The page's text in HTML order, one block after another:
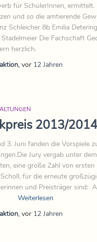
für SchülerInnen,
und so die amtierende
Schleicher 8b Emilia
Die Fachschaft
herzlich.
, vor 12 Jahren
2013/2014
3. Juni fanden die Vorspiele
Jury vergab unter
eine große Zahl von
für die erneute
und Preisträger
Weiterlesen
, vor 12 Jahren